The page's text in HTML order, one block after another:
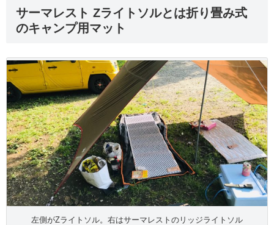
サーマレスト Zライトソルとは折り畳み式
のキャンプ用マット
左側がZライトソル。右はサーマレストのリッジライトソル